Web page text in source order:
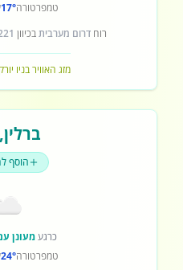
טמפרטורה17°
רוחדרום מערביתבכיוון
מזג האוויר בניו יורק
ברלין,
הוסף
כרגעמעונן
טמפרטורה24°